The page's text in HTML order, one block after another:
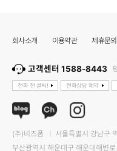
회사소개 이용약관 제휴문의
고객센터 1588-8443
전화 전 클릭! 전화상담 예약
(주)비즈폼
서울특별시 강남구
부산광역시 해운대구 해운대해변